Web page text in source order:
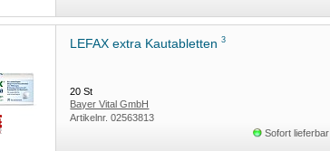
LEFAX extra Kautabletten3
20St
Bayer Vital GmbH
Artikelnr.02563813
Sofort lieferbar